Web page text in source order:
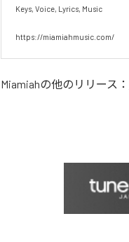
Keys, Voice, Lyrics, Music
https://miamiahmusic.com/
Miamiahの他のリリース：